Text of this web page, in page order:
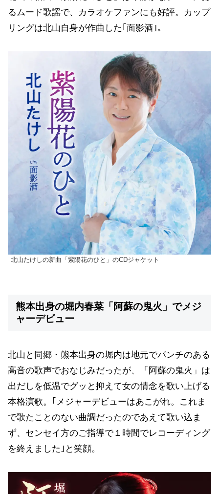
るムード歌謡で、カラオケファンにも好評。カップ
リングは北山自身が作曲した｢面影酒｣。
北山たけしの新曲「紫陽花のひと」のCDジャケット
熊本出身の堀内春菜「阿蘇の鬼火」でメジ
ャーデビュー
北山と同郷・熊本出身の堀内は地元でパンチのある
高音の歌声でおなじみだったが、「阿蘇の鬼火」は
出だしを低温でグッと抑えて女の情念を歌い上げる
本格演歌。｢メジャーデビューはあこがれ。これま
で歌たことのない曲調だったのであえて歌い込ま
ず、センセイ方のご指導で１時間でレコーディング
を終えました｣と笑顔。